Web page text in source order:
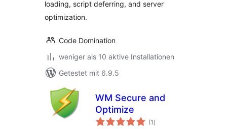
loading, script deferring, and server
optimization.
Code Domination
weniger als 10 aktive Installationen
Getestet mit 6.9.5
WM Secure and
Optimize
(1 Bewertungen
insgesamt
)